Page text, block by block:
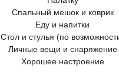
Спальный мешок и коврик
Еду и напитки
Стол и стулья (по
Личные вещи и снаряжение
Хорошее настроение